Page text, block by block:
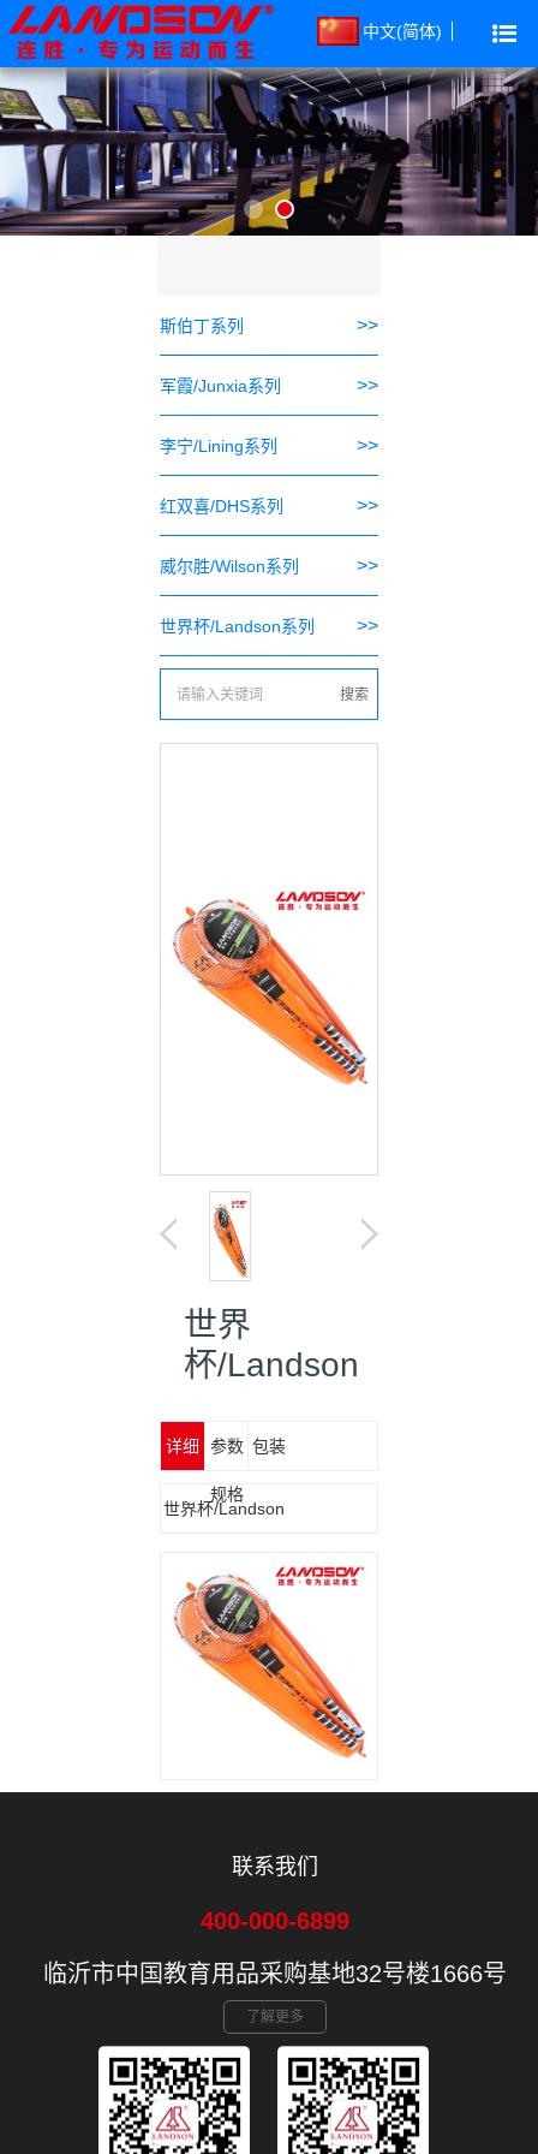
中文(简体)
斯伯丁系列 >>
军霞/Junxia系列 >>
李宁/Lining系列 >>
红双喜/DHS系列 >>
威尔胜/Wilson系列 >>
世界杯/Landson系列 >>
世界
杯/Landson
详细 参数
规格
包装
世界杯/Landson
联系我们
400-000-6899
临沂市中国教育用品采购基地32号楼1666号
了解更多